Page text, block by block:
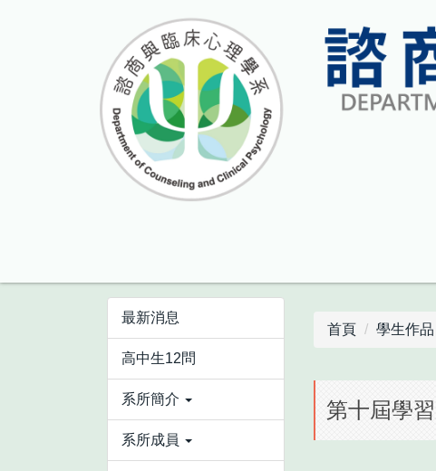
最新消息
高中生12問
系所簡介
系所成員
首頁 學生作品
第十屆學